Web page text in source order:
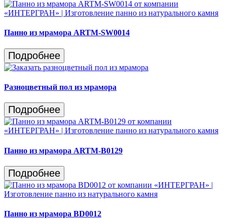
Панно из мрамора ARTM-SW0014
Подробнее
Разноцветный пол из мрамора
Подробнее
Панно из мрамора ARTM-B0129
Подробнее
Панно из мрамора BD0012